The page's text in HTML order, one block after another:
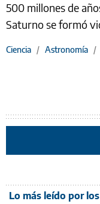
500 millones de
Saturno se formó
Ciencia / Astronomía /
Lo más leído por